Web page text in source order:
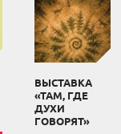
ВЫСТАВКА
«ТАМ, ГДЕ
ДУХИ
ГОВОРЯТ»